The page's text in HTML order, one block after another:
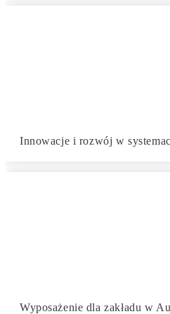
Innowacje i rozwój w
Wyposażenie dla zakładu w